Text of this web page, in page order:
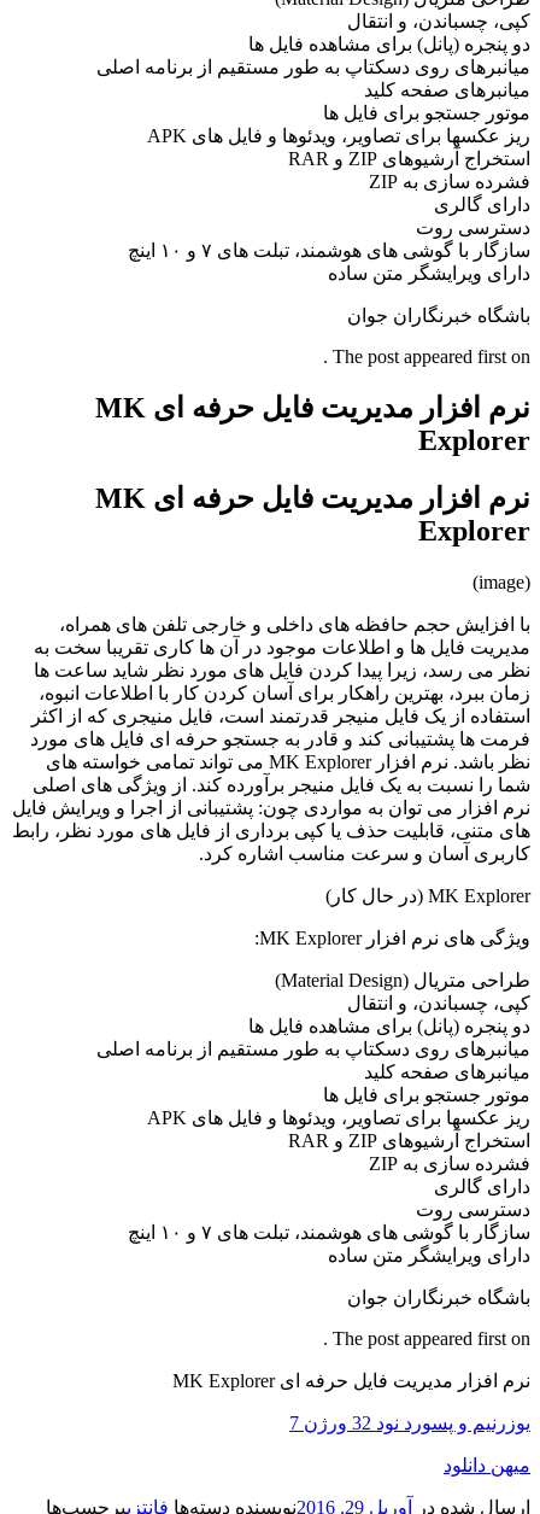
کپی، چسباندن، و انتقال
دو پنجره (پانل) برای مشاهده فایل ها
میانبرهای روی دسکتاپ به طور مستقیم از برنامه اصلی
میانبرهای صفحه کلید
موتور جستجو برای فایل ها
ریز عکسها برای تصاویر، ویدئوها و فایل های APK
استخراج آرشیوهای ZIP و RAR
فشرده سازی به ZIP
دارای گالری
دسترسی روت
سازگار با گوشی های هوشمند، تبلت های ۷ و ۱۰ اینچ
دارای ویرایشگر متن ساده
باشگاه خبرنگاران جوان
The post appeared first on .
نرم افزار مدیریت فایل حرفه ای MK
Explorer
نرم افزار مدیریت فایل حرفه ای MK
Explorer
(image)
با افزایش حجم حافظه های داخلی و خارجی تلفن های همراه،
مدیریت فایل ها و اطلاعات موجود در آن ها کاری تقریبا سخت به
نظر می رسد، زیرا پیدا کردن فایل های مورد نظر شاید ساعت ها
زمان ببرد، بهترین راهکار برای آسان کردن کار با اطلاعات انبوه،
استفاده از یک فایل منیجر قدرتمند است، فایل منیجری که از اکثر
فرمت ها پشتیبانی کند و قادر به جستجو حرفه ای فایل های مورد
نظر باشد. نرم افزار MK Explorer می تواند تمامی خواسته های
شما را نسبت به یک فایل منیجر برآورده کند. از ویژگی های اصلی
نرم افزار می توان به مواردی چون: پشتیبانی از اجرا و ویرایش فایل
های متنی، قابلیت حذف یا کپی برداری از فایل های مورد نظر، رابط
کاربری آسان و سرعت مناسب اشاره کرد.
MK Explorer (در حال کار)
ویژگی های نرم افزار MK Explorer:
طراحی متریال (Material Design)
کپی، چسباندن، و انتقال
دو پنجره (پانل) برای مشاهده فایل ها
میانبرهای روی دسکتاپ به طور مستقیم از برنامه اصلی
میانبرهای صفحه کلید
موتور جستجو برای فایل ها
ریز عکسها برای تصاویر، ویدئوها و فایل های APK
استخراج آرشیوهای ZIP و RAR
فشرده سازی به ZIP
دارای گالری
دسترسی روت
سازگار با گوشی های هوشمند، تبلت های ۷ و ۱۰ اینچ
دارای ویرایشگر متن ساده
باشگاه خبرنگاران جوان
The post appeared first on .
نرم افزار مدیریت فایل حرفه ای MK Explorer
یوزرنیم و پسورد نود 32 ورژن 7
میهن دانلود
ارسال شده در آوریل 29, 2016 نویسنده دسته‌ها فانتزیبرچسب‌ها